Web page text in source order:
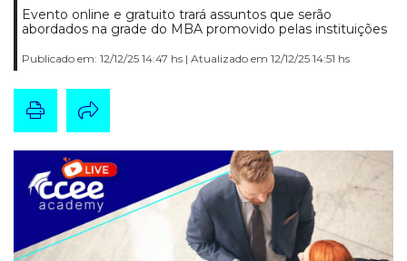
Evento online e gratuito trará assuntos que serão
abordados na grade do MBA promovido pelas instituições
Publicado em: 12/12/25 14:47 hs | Atualizado em 12/12/25 14:51 hs